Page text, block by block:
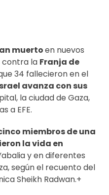
muertoen nuevos
contra la Franja de
34 fallecieron en el
avanza con sus
la ciudad de Gaza,
a EFE.
miembros de una
la vida en
y en diferentes
según el recuento del
Sheikh Radwan.+